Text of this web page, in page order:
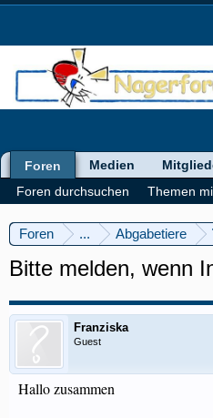
Foren ... Abgabetiere
Bitte melden, wenn
Franziska
Guest
Hallo zusammen
Foren
Foren durchsuchen
Themen
Medien